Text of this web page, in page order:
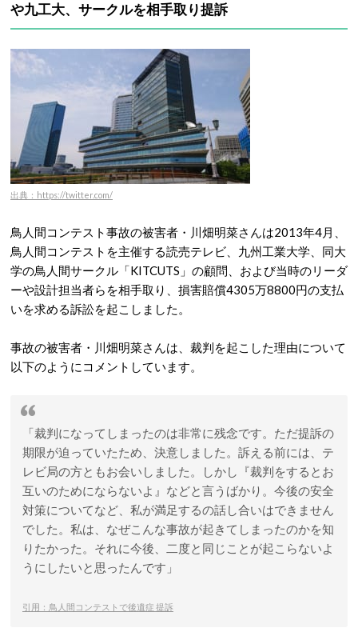
や九工大、サークルを相手取り提訴
出典：https://twitter.com/
鳥人間コンテスト事故の被害者・川畑明菜さんは2013年4月、
鳥人間コンテストを主催する読売テレビ、九州工業大学、同大
学の鳥人間サークル「KITCUTS」の顧問、および当時のリーダ
ーや設計担当者らを相手取り、損害賠償4305万8800円の支払
いを求める訴訟を起こしました。
事故の被害者・川畑明菜さんは、裁判を起こした理由について
以下のようにコメントしています。
「裁判になってしまったのは非常に残念です。ただ提訴の
期限が迫っていたため、決意しました。訴える前には、テ
レビ局の方ともお会いしました。しかし『裁判をするとお
互いのためにならないよ』などと言うばかり。今後の安全
対策についてなど、私が満足するの話し合いはできません
でした。私は、なぜこんな事故が起きてしまったのかを知
りたかった。それに今後、二度と同じことが起こらないよ
うにしたいと思ったんです」
引用：鳥人間コンテストで後遺症 提訴